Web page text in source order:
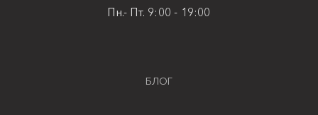
Пн.- Пт. 9:00 - 19:00
БЛОГ